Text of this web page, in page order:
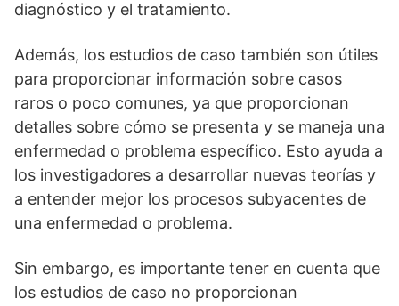
diagnóstico y el tratamiento.
Además, los estudios de caso también son útiles
para proporcionar información sobre casos
raros o poco comunes, ya que proporcionan
detalles sobre cómo se presenta y se maneja una
enfermedad o problema específico. Esto ayuda a
los investigadores a desarrollar nuevas teorías y
a entender mejor los procesos subyacentes de
una enfermedad o problema.
Sin embargo, es importante tener en cuenta que
los estudios de caso no proporcionan